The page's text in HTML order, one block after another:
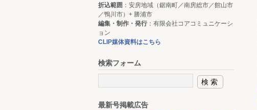
折込範囲 ：安房地域（鋸南町／南房総市／館山市
／鴨川市）+ 勝浦市
編集・制作・発行：有限会社コアコミュニケーシ
ョン
CLIP媒体資料はこちら
検索フォーム
最新号掲載広告